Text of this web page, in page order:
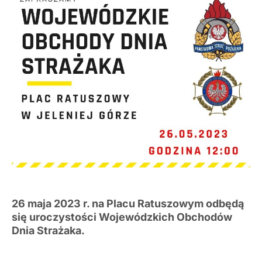
26 maja 2023 r. na Placu Ratuszowym odbędą
się uroczystości Wojewódzkich Obchodów
Dnia Strażaka.